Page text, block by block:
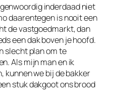
inderdaad niet
daarentegen is nooit een
de vastgoedmarkt, dan
een dak boven je hoofd.
slecht plan om te
Als mijn man en ik
kunnen we bij de bakker
stuk dakgoot ons brood